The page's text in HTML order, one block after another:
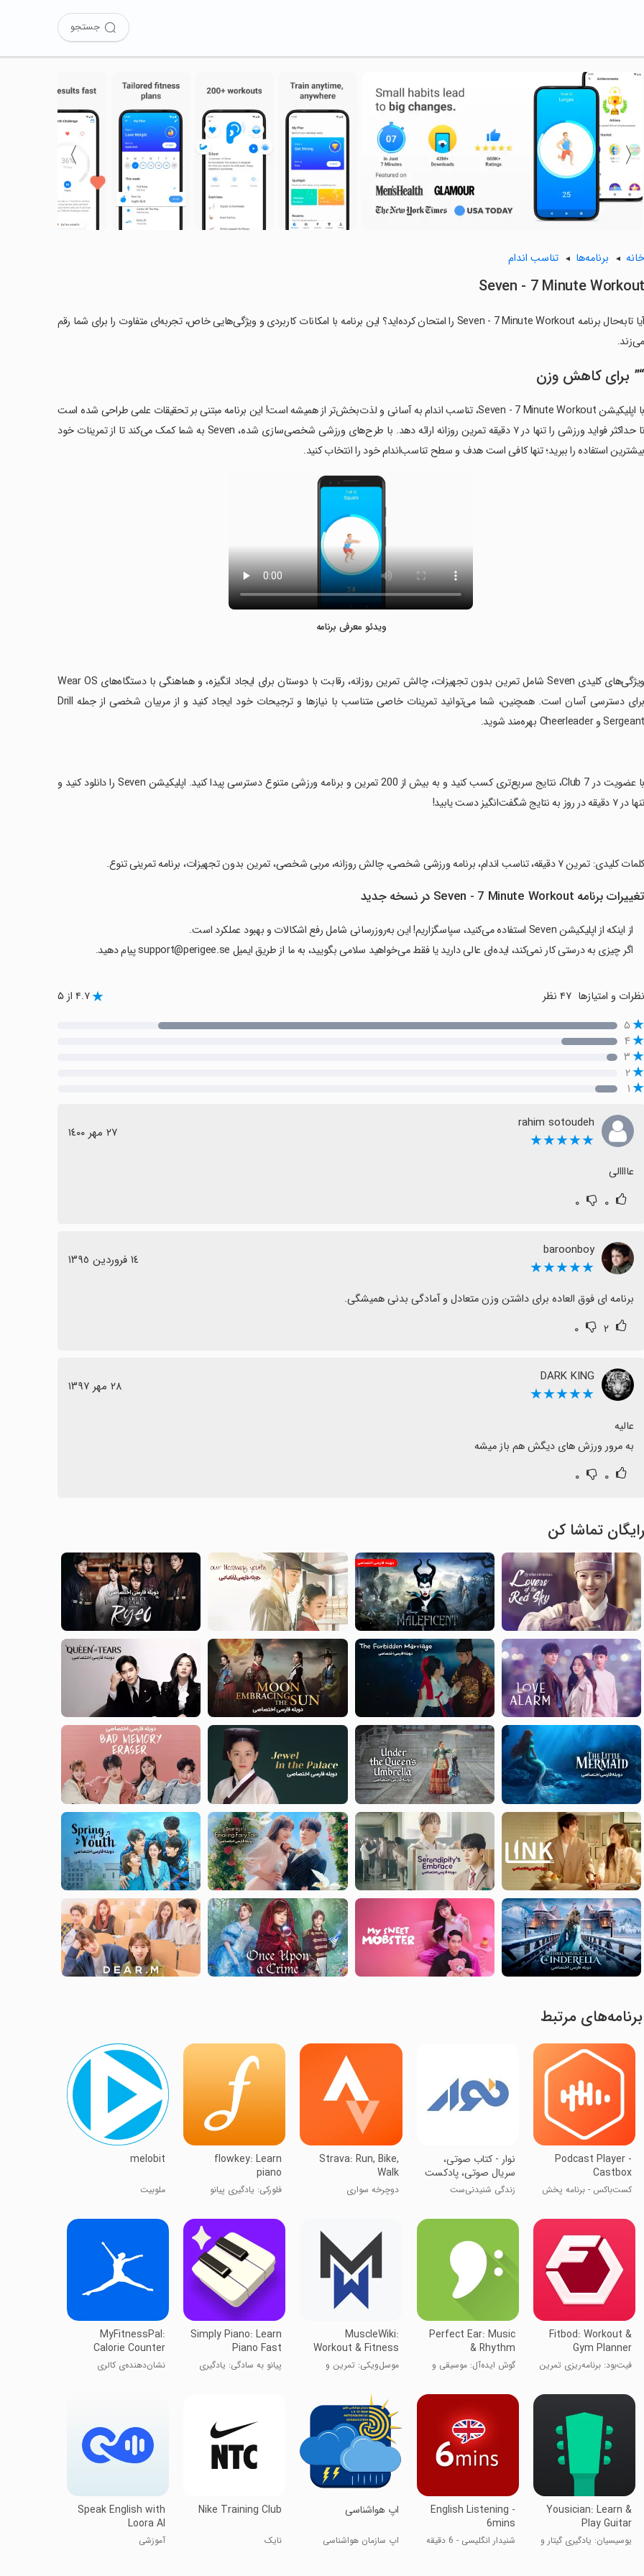
جستجو
〈
〉
خانه برنامه‌ها تناسب اندام
Seven - 7 Minute Workout
آیا تابه‌حال برنامه Seven - 7 Minute Workout را امتحان کرده‌اید؟ این برنامه با امکانات کاربردی و ویژگی‌هایی خاص، تجربه‌ای متفاوت را برای شما رقم
می‌زند.
“” برای کاهش وزن
با اپلیکیشن Seven - 7 Minute Workout، تناسب اندام به آسانی و لذت‌بخش‌تر از همیشه است! این برنامه مبتنی بر تحقیقات علمی طراحی شده است
تا حداکثر فواید ورزشی را تنها در ۷ دقیقه تمرین روزانه ارائه دهد. با طرح‌های ورزشی شخصی‌سازی شده، Seven به شما کمک می‌کند تا از تمرینات خود
بیشترین استفاده را ببرید؛ تنها کافی است هدف و سطح تناسب‌اندام خود را انتخاب کنید.
ویدئو معرفی برنامه
‏ویژگی‌های کلیدی Seven شامل تمرین بدون تجهیزات، چالش تمرین روزانه، رقابت با دوستان برای ایجاد انگیزه، و هماهنگی با دستگاه‌های Wear OS
برای دسترسی آسان است. همچنین، شما می‌توانید تمرینات خاصی متناسب با نیازها و ترجیحات خود ایجاد کنید و از مربیان شخصی از جمله Drill
Sergeant و Cheerleader بهره‌مند شوید.
‏با عضویت در 7 Club، نتایج سریع‌تری کسب کنید و به بیش از 200 تمرین و برنامه ورزشی متنوع دسترسی پیدا کنید. اپلیکیشن Seven را دانلود کنید و
تنها در ۷ دقیقه در روز به نتایج شگفت‌انگیز دست یابید!
‏کلمات کلیدی: تمرین ۷ دقیقه، تناسب اندام، برنامه ورزشی شخصی، چالش روزانه، مربی شخصی، تمرین بدون تجهیزات، برنامه تمرینی تنوع.
تغییرات برنامه Seven - 7 Minute Workout در نسخه جدید
از اینکه از اپلیکیشن Seven استفاده می‌کنید، سپاسگزاریم! این به‌روزرسانی شامل رفع اشکالات و بهبود عملکرد است.
اگر چیزی به درستی کار نمی‌کند، ایده‌ای عالی دارید یا فقط می‌خواهید سلامی بگویید، به ما از طریق ایمیل support@perigee.se پیام دهید.
نظرات و امتیازها ۴۷ نظر ۴.۷ از ۵
۵
۴
۳
۲
۱
rahim sotoudeh
★★★★★ ٢٧ مهر ١٤٠٠
عاااالی
۰ ۰
baroonboy
★★★★★ ١٤ فروردین ١٣٩٥
برنامه ای فوق العاده برای داشتن وزن متعادل و آمادگی بدنی همیشگی.
۲ ۰
DARK KING
★★★★★ ٢٨ مهر ١٣٩٧
به مرور ورزش های دیگش هم باز میشه
۰ ۰
رایگان تماشا کن
برنامه‌های مرتبط
Podcast Player -
Castbox
کست‌باکس - برنامه پخش
‏نوار - کتاب صوتی،
سریال صوتی، پادکست
زندگی شنیدنی‌ست
Strava: Run, Bike,
Walk
دوچرخه سواری
flowkey: Learn
piano
فلورکی: یادگیری پیانو
melobit
ملوبیت
Fitbod: Workout &
Gym Planner
فیت‌بود: برنامه‌ریزی تمرین
Perfect Ear: Music
& Rhythm
گوش ایده‌آل: موسیقی و
MuscleWiki:
Workout & Fitness
موسل‌ویکی: تمرین و
Simply Piano: Learn
Piano Fast
پیانو به سادگی: یادگیری
MyFitnessPal:
Calorie Counter
نشان‌دهنده‌ی کالری
Yousician: Learn &
Play Guitar
یوسیسیان: یادگیری گیتار و
English Listening -
6mins
شنیدار انگلیسی - 6 دقیقه
اپ هواشناسی
اپ سازمان هواشناسی
Nike Training Club
نایک
Speak English with
Loora AI
آموزشی